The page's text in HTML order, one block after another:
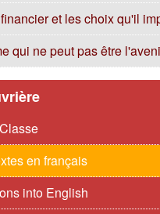
et les choix qu'il
qui ne peut pas être
en français
into English